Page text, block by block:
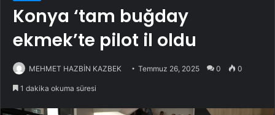
Konya ‘tam buğday
ekmek’te pilot il oldu
MEHMET HAZBİN KAZBEK Temmuz 26, 2025 0 0
1 dakika okuma süresi